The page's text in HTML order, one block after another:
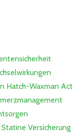
Hatch-Waxman Act
Statine Versicherung